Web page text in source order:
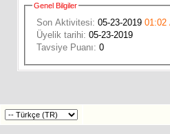
Genel Bilgiler
Son Aktivitesi: 05-23-2019 01:02
Üyelik tarihi: 05-23-2019
Tavsiye Puanı: 0